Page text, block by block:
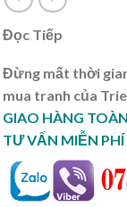
Đọc Tiếp
Đừng mất thời
mua tranh của
GIAO HÀNG
TƯ VẤN MIỄN PHÍ